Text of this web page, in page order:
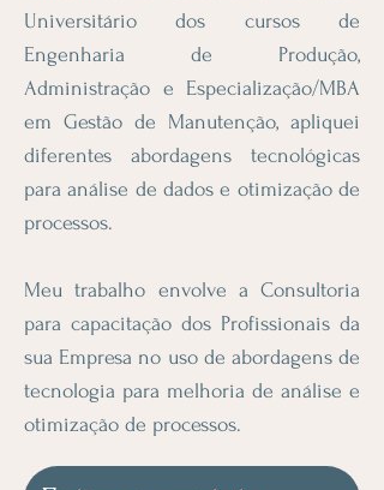
Universitário dos cursos de
Engenharia de Produção,
Administração e Especialização/MBA
em Gestão de Manutenção, apliquei
diferentes abordagens tecnológicas
para análise de dados e otimização de
processos.
Meu trabalho envolve a Consultoria
para capacitação dos Profissionais da
sua Empresa no uso de abordagens de
tecnologia para melhoria de análise e
otimização de processos.